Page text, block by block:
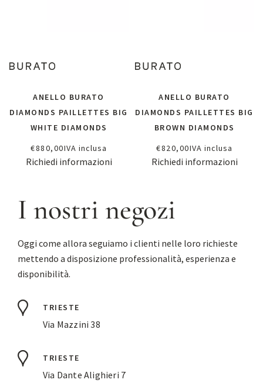
ANELLO BURATO
DIAMONDS PAILLETTES BIG
WHITE DIAMONDS
€880,00IVA inclusa
Richiedi informazioni
ANELLO BURATO
DIAMONDS PAILLETTES BIG
BROWN DIAMONDS
€820,00IVA inclusa
Richiedi informazioni
I nostri negozi
Oggi come allora seguiamo i clienti nelle loro richieste
mettendo a disposizione professionalità, esperienza e
disponibilità.
TRIESTE
Via Mazzini 38
TRIESTE
Via Dante Alighieri 7